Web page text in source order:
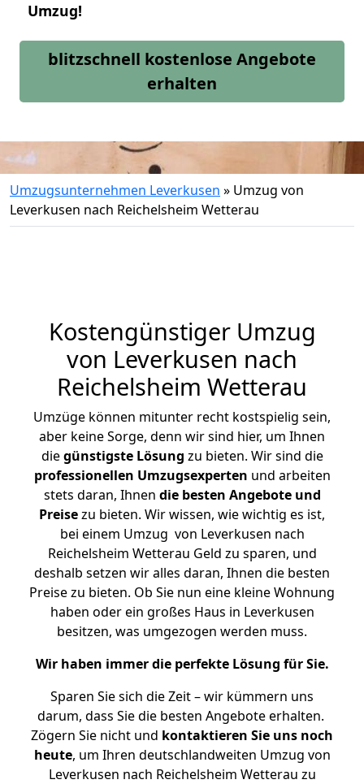
Umzug!
blitzschnell kostenlose Angebote
erhalten
Umzugsunternehmen Leverkusen » Umzug von
Leverkusen nach Reichelsheim Wetterau
Kostengünstiger Umzug
von Leverkusen nach
Reichelsheim Wetterau
Umzüge können mitunter recht kostspielig sein,
aber keine Sorge, denn wir sind hier, um Ihnen
diegünstigste Lösung zu bieten. Wir sind die
professionellen Umzugsexperten und arbeiten
stets daran, Ihnen die besten Angebote und
Preisezu bieten. Wir wissen, wie wichtig es ist,
bei einem Umzug von Leverkusen nach
Reichelsheim Wetterau Geld zu sparen, und
deshalb setzen wir alles daran, Ihnen die besten
Preise zu bieten. Ob Sie nun eine kleine Wohnung
haben oder ein großes Haus in Leverkusen
besitzen, was umgezogen werden muss.
Wir haben immer die perfekte Lösung für Sie.
Sparen Sie sich die Zeit – wir kümmern uns
darum, dass Sie die besten Angebote erhalten.
Zögern Sie nicht und kontaktieren Sie uns noch
heute, um Ihren deutschlandweiten Umzug von
Leverkusen nach Reichelsheim Wetterau zu